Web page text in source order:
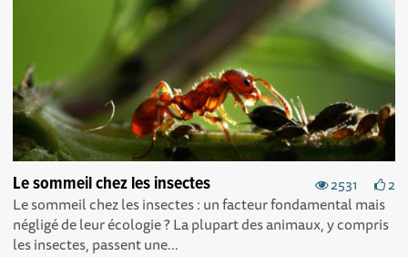
2531 2
Le sommeil chez les insectes
Le sommeil chez les insectes : un facteur fondamental mais
négligé de leur écologie ? La plupart des animaux, y compris
les insectes, passent une...